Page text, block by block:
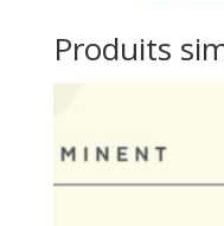
Produits